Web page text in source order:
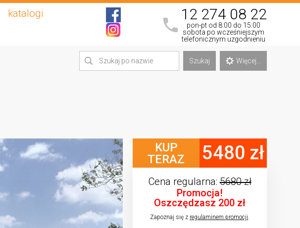
katalogi
12 274 08 22
pon-pt od 8:00 do 15:00
sobota po wcześniejszym
telefonicznym uzgodnieniu
Szukaj Więcej...
KUP
TERAZ
5480 zł
Cena regularna:5680 zł
Promocja!
Oszczędzasz 200 zł
Zapoznaj się z regulaminem promocji.